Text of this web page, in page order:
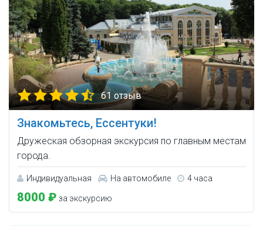
61 отзыв
Знакомьтесь, Ессентуки!
Дружеская обзорная экскурсия по главным местам
города.
Индивидуальная На автомобиле 4 часа
8000 ₽ за экскурсию